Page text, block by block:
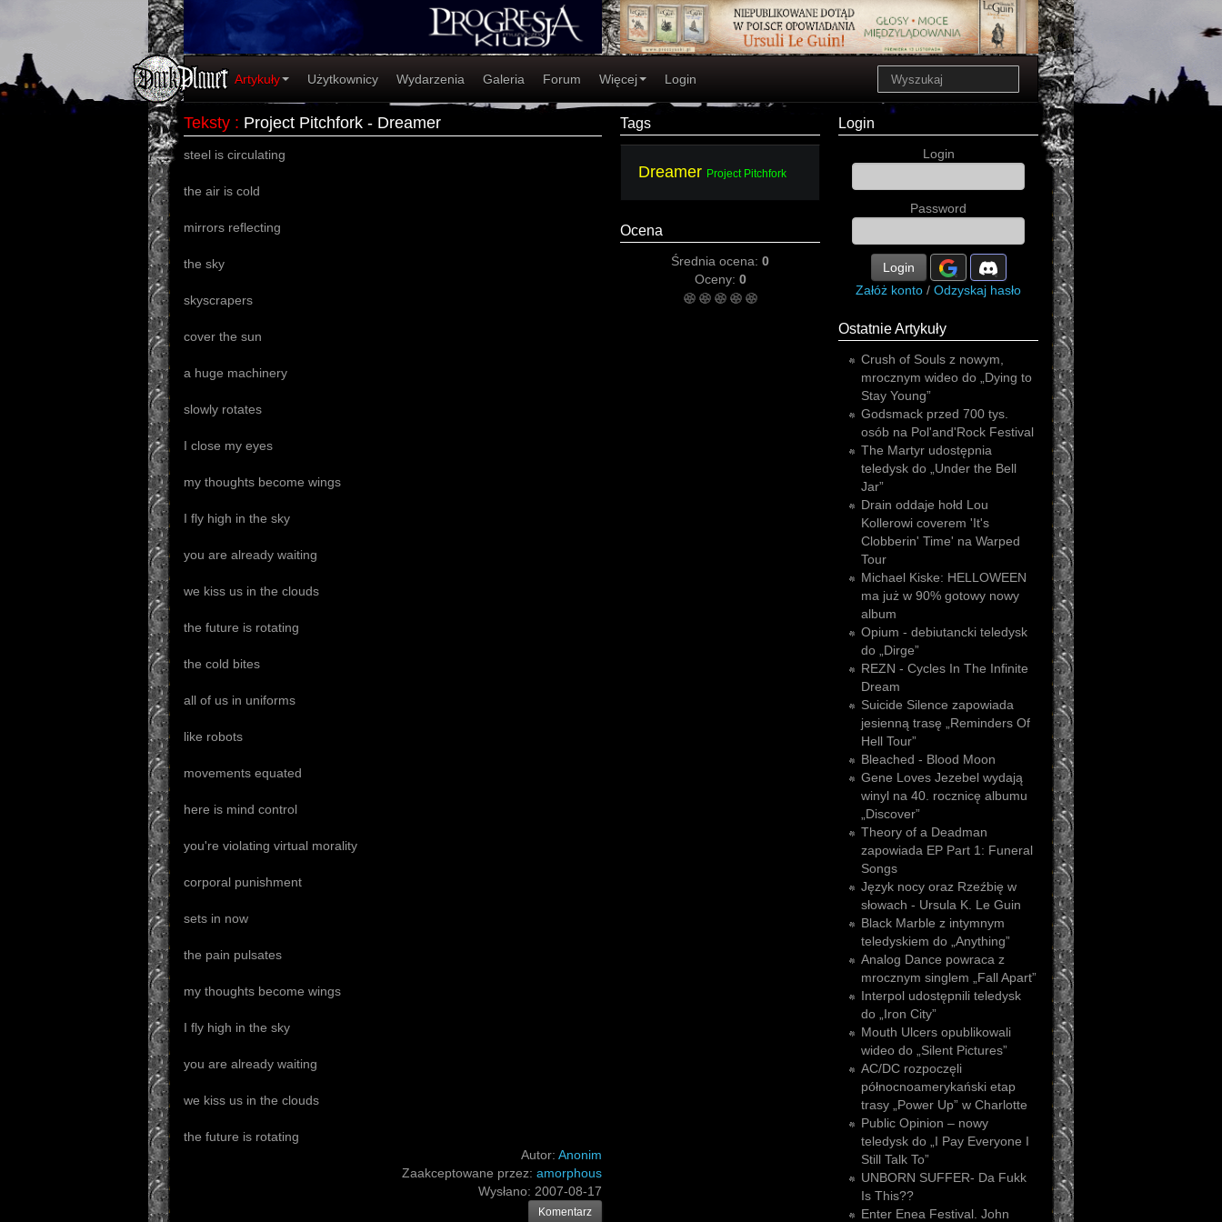
Artykuły Użytkownicy Wydarzenia Galeria Forum Więcej Login
Teksty : Project Pitchfork - Dreamer
steel is circulating
the air is cold
mirrors reflecting
the sky
skyscrapers
cover the sun
a huge machinery
slowly rotates
I close my eyes
my thoughts become wings
I fly high in the sky
you are already waiting
we kiss us in the clouds
the future is rotating
the cold bites
all of us in uniforms
like robots
movements equated
here is mind control
you're violating virtual morality
corporal punishment
sets in now
the pain pulsates
my thoughts become wings
I fly high in the sky
you are already waiting
we kiss us in the clouds
the future is rotating
Autor: Anonim
Zaakceptowane przez: amorphous
Wysłano: 2007-08-17
Komentarz
Tags
Dreamer Project Pitchfork
Ocena
Średnia ocena: 0
Oceny: 0
Login
Login
Password
Login
Załóż konto / Odzyskaj hasło
Ostatnie Artykuły
Crush of Souls z nowym,
mrocznym wideo do „Dying to
Stay Young”
Godsmack przed 700 tys.
osób na Pol'and'Rock Festival
The Martyr udostępnia
teledysk do „Under the Bell
Jar”
Drain oddaje hołd Lou
Kollerowi coverem 'It's
Clobberin' Time' na Warped
Tour
Michael Kiske: HELLOWEEN
ma już w 90% gotowy nowy
album
Opium - debiutancki teledysk
do „Dirge”
REZN - Cycles In The Infinite
Dream
Suicide Silence zapowiada
jesienną trasę „Reminders Of
Hell Tour”
Bleached - Blood Moon
Gene Loves Jezebel wydają
winyl na 40. rocznicę albumu
„Discover”
Theory of a Deadman
zapowiada EP Part 1: Funeral
Songs
Język nocy oraz Rzeźbię w
słowach - Ursula K. Le Guin
Black Marble z intymnym
teledyskiem do „Anything”
Analog Dance powraca z
mrocznym singlem „Fall Apart”
Interpol udostępnili teledysk
do „Iron City”
Mouth Ulcers opublikowali
wideo do „Silent Pictures”
AC/DC rozpoczęli
północnoamerykański etap
trasy „Power Up” w Charlotte
Public Opinion – nowy
teledysk do „I Pay Everyone I
Still Talk To”
UNBORN SUFFER- Da Fukk
Is This??
Enter Enea Festival. John